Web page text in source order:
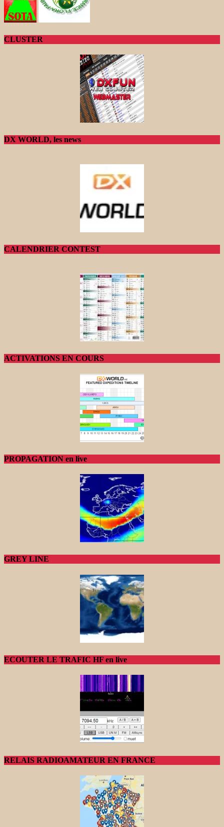
CLUSTER
DX WORLD, les news
CALENDRIER CONTEST
ACTIVATIONS EN COURS
PROPAGATION en live
GREY LINE
ECOUTER LE TRAFIC HF en live
RELAIS RADIOAMATEUR EN FRANCE